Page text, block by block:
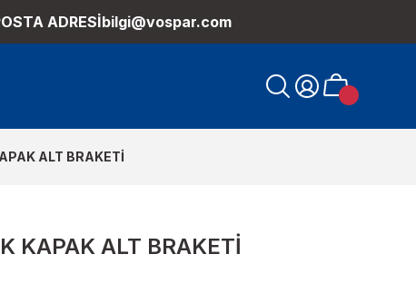
ADRESİbilgi@vospar.com
ALT BRAKETİ
KAPAK ALT BRAKETİ